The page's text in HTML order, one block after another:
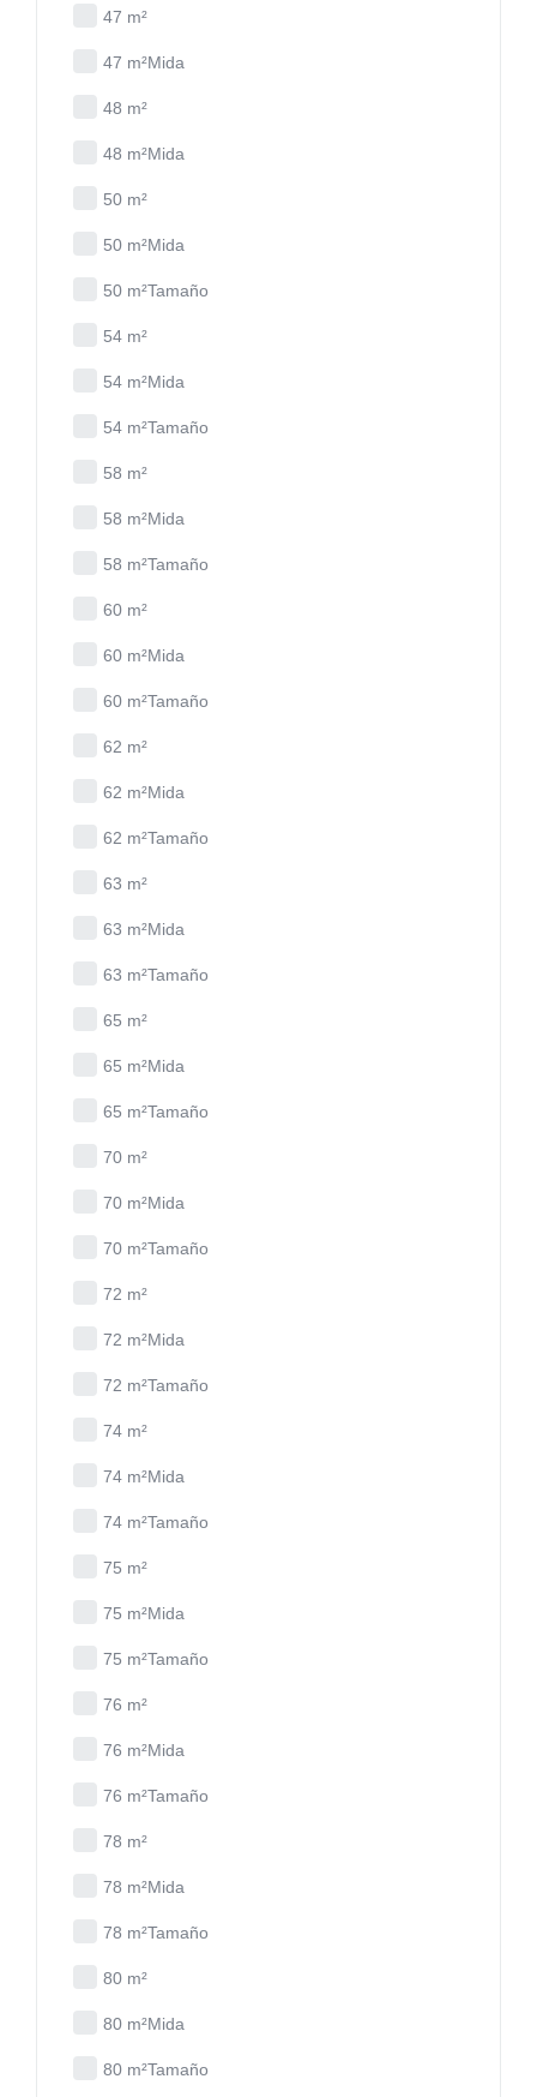
47 m²
47 m²Mida
48 m²
48 m²Mida
50 m²
50 m²Mida
50 m²Tamaño
54 m²
54 m²Mida
54 m²Tamaño
58 m²
58 m²Mida
58 m²Tamaño
60 m²
60 m²Mida
60 m²Tamaño
62 m²
62 m²Mida
62 m²Tamaño
63 m²
63 m²Mida
63 m²Tamaño
65 m²
65 m²Mida
65 m²Tamaño
70 m²
70 m²Mida
70 m²Tamaño
72 m²
72 m²Mida
72 m²Tamaño
74 m²
74 m²Mida
74 m²Tamaño
75 m²
75 m²Mida
75 m²Tamaño
76 m²
76 m²Mida
76 m²Tamaño
78 m²
78 m²Mida
78 m²Tamaño
80 m²
80 m²Mida
80 m²Tamaño